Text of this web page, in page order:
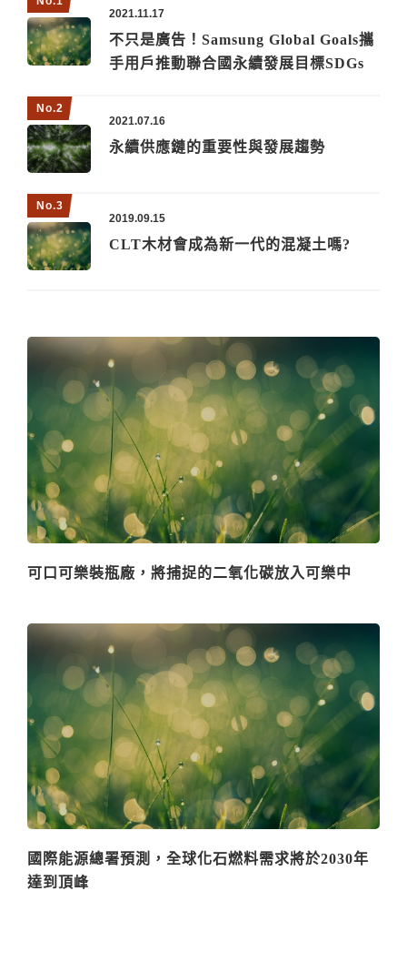
2021.11.17
不只是廣告！Samsung Global Goals攜
手用戶推動聯合國永續發展目標SDGs
2021.07.16
永續供應鏈的重要性與發展趨勢
2019.09.15
CLT木材會成為新一代的混凝土嗎?
可口可樂裝瓶廠，將捕捉的二氧化碳放入可樂中
國際能源總署預測，全球化石燃料需求將於2030年
達到頂峰